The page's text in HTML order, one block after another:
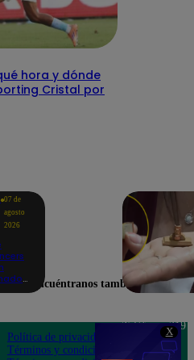
X
hora y dónde
Cristal por
07 de
agosto
2026
de
Encuéntranos también en
Política de privacidad
Términos y condiciones
Teléfono: 219
Av. San